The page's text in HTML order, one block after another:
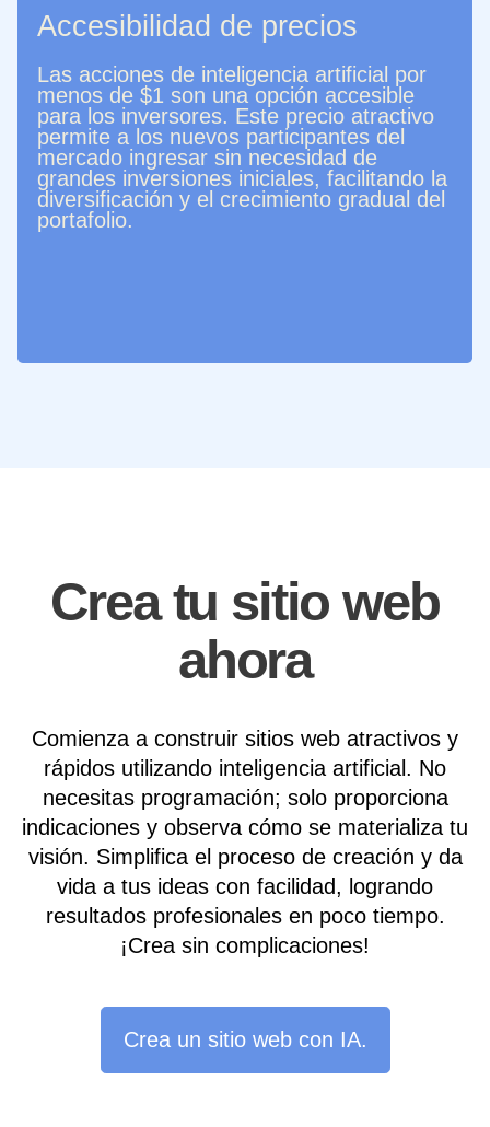
Accesibilidad de precios
Las acciones de inteligencia artificial por
menos de $1 son una opción accesible
para los inversores. Este precio atractivo
permite a los nuevos participantes del
mercado ingresar sin necesidad de
grandes inversiones iniciales, facilitando la
diversificación y el crecimiento gradual del
portafolio.
Crea tu sitio web
ahora
Comienza a construir sitios web atractivos y
rápidos utilizando inteligencia artificial. No
necesitas programación; solo proporciona
indicaciones y observa cómo se materializa tu
visión. Simplifica el proceso de creación y da
vida a tus ideas con facilidad, logrando
resultados profesionales en poco tiempo.
¡Crea sin complicaciones!
Crea un sitio web con IA.